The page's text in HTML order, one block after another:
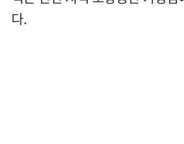
다.